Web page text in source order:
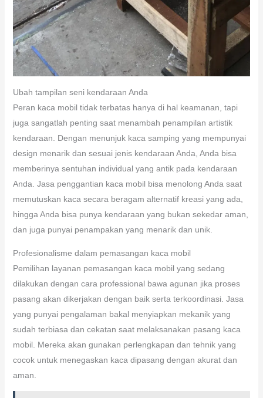
Ubah tampilan seni kendaraan Anda
Peran kaca mobil tidak terbatas hanya di hal keamanan, tapi
juga sangatlah penting saat menambah penampilan artistik
kendaraan. Dengan menunjuk kaca samping yang mempunyai
design menarik dan sesuai jenis kendaraan Anda, Anda bisa
memberinya sentuhan individual yang antik pada kendaraan
Anda. Jasa penggantian kaca mobil bisa menolong Anda saat
memutuskan kaca secara beragam alternatif kreasi yang ada,
hingga Anda bisa punya kendaraan yang bukan sekedar aman,
dan juga punyai penampakan yang menarik dan unik.
Profesionalisme dalam pemasangan kaca mobil
Pemilihan layanan pemasangan kaca mobil yang sedang
dilakukan dengan cara professional bawa agunan jika proses
pasang akan dikerjakan dengan baik serta terkoordinasi. Jasa
yang punyai pengalaman bakal menyiapkan mekanik yang
sudah terbiasa dan cekatan saat melaksanakan pasang kaca
mobil. Mereka akan gunakan perlengkapan dan tehnik yang
cocok untuk menegaskan kaca dipasang dengan akurat dan
aman.